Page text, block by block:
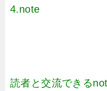
4.note
読者と交流できる